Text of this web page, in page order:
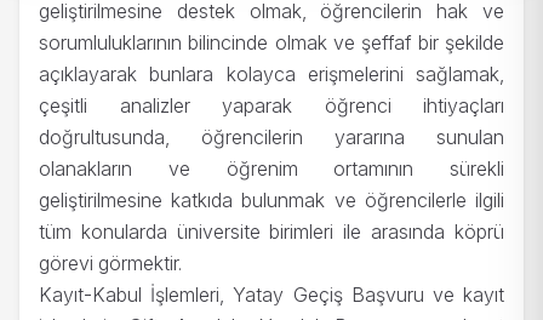
geliştirilmesine destek olmak, öğrencilerin hak ve
sorumluluklarının bilincinde olmak ve şeffaf bir şekilde
açıklayarak bunlara kolayca erişmelerini sağlamak,
çeşitli analizler yaparak öğrenci ihtiyaçları
doğrultusunda, öğrencilerin yararına sunulan
olanakların ve öğrenim ortamının sürekli
geliştirilmesine katkıda bulunmak ve öğrencilerle ilgili
tüm konularda üniversite birimleri ile arasında köprü
görevi görmektir.
Kayıt-Kabul İşlemleri, Yatay Geçiş Başvuru ve kayıt